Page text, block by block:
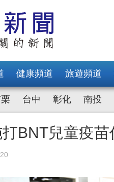
健康頻道 旅遊頻道
台中 彰化 南投
BNT兒童疫